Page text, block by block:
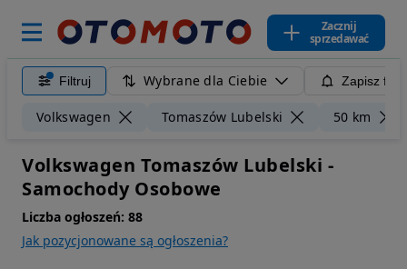
Zacznij
sprzedawać
Filtruj Wybrane dla Ciebie Zapisz
Volkswagen Tomaszów Lubelski 50 km
Volkswagen Tomaszów Lubelski -
Samochody Osobowe
Liczba ogłoszeń: 88
Jak pozycjonowane są ogłoszenia?